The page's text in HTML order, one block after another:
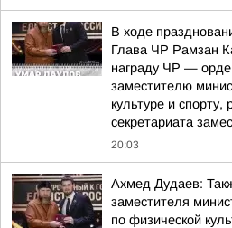
В ходе
Глава ЧР Рамзан
награду ЧР —
заместителю
культуре и спорту,
секретариата
20:03
Ахмед Дудаев:
заместителя
по физической